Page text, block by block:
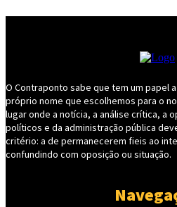
O Contraponto sabe que tem um papel
próprio nome que escolhemos para o
lugar onde a notícia, a análise crítica, a
políticos e da administração pública
critério: a de permanecerem fieis ao
confundindo com oposição ou situação.